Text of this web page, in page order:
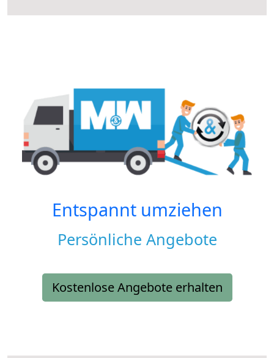
Entspannt umziehen
Persönliche Angebote
Kostenlose Angebote erhalten